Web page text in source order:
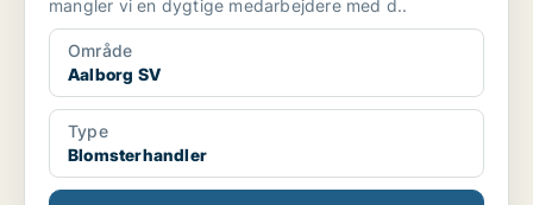
mangler vi en dygtige medarbejdere med d..
Område
Aalborg SV
Type
Blomsterhandler